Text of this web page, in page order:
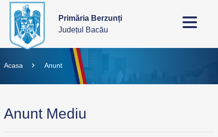
Primăria Berzunți
Județul Bacău
Acasa Anunt
Anunt Mediu